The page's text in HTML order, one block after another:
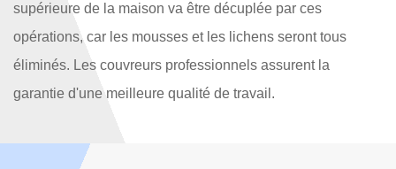
supérieure de la maison va être décuplée par ces
opérations, car les mousses et les lichens seront tous
éliminés. Les couvreurs professionnels assurent la
garantie d'une meilleure qualité de travail.